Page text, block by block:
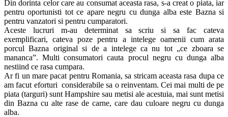
Din dorinta celor care au consumat aceasta rasa, s-a creat o piata, iar
pentru oportunisti tot ce apare negru cu dunga alba este Bazna si
pentru vanzatori si pentru cumparatori.
Aceste lucruri m-au determinat sa scriu si sa fac cateva
exemplificari, cateva poze pentru a intelege oamenii cum arata
porcul Bazna original si de a intelege ca nu tot „ce zboara se
mananca”. Multi consumatori cauta procul negru cu dunga alba
nestiind ce rasa cumpara.
Ar fi un mare pacat pentru Romania, sa stricam aceasta rasa dupa ce
am facut eforturi considerabile sa o reinventam. Cei mai multi de pe
piata (targuri) sunt Hampshire sau metisi ale acestuia, mai sunt metisi
din Bazna cu alte rase de carne, care dau culoare negru cu dunga
alba.